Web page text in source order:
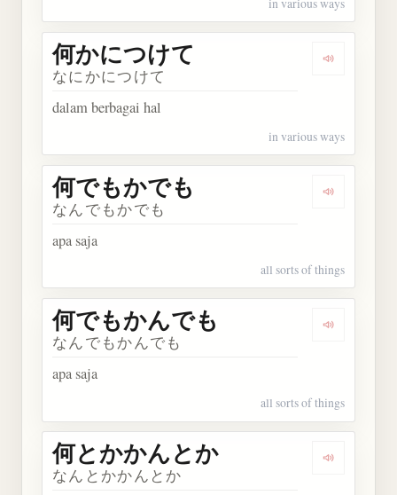
Dengarkan
何かにつけて
なにかにつけて
dalam berbagai hal
in various ways
Dengarkan
何でもかでも
なんでもかでも
apa saja
all sorts of things
Dengarkan
何でもかんでも
なんでもかんでも
apa saja
all sorts of things
Dengarkan
何とかかんとか
なんとかかんとか